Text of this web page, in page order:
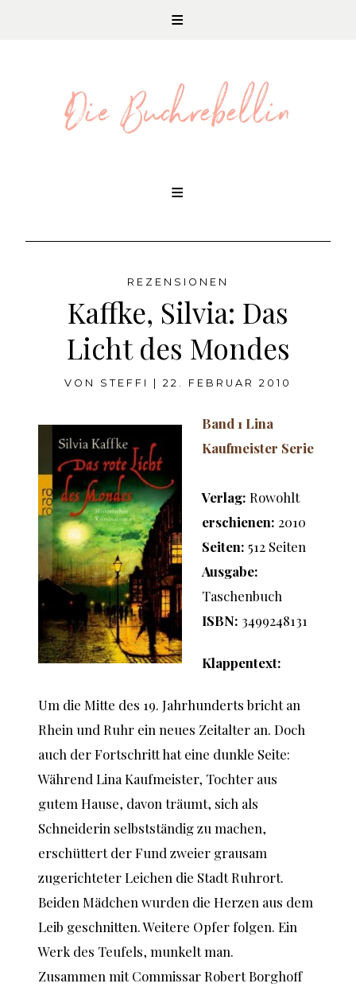
REZENSIONEN
Kaffke, Silvia: Das
Licht des Mondes
VON STEFFI 22. FEBRUAR 2010
Band 1 Lina
Kaufmeister Serie
Verlag: Rowohlt
erschienen: 2010
Seiten: 512 Seiten
Ausgabe:
Taschenbuch
ISBN: 3499248131
Klappentext:
Um die Mitte des 19. Jahrhunderts bricht an
Rhein und Ruhr ein neues Zeitalter an. Doch
auch der Fortschritt hat eine dunkle Seite:
Während Lina Kaufmeister, Tochter aus
gutem Hause, davon träumt, sich als
Schneiderin selbstständig zu machen,
erschüttert der Fund zweier grausam
zugerichteter Leichen die Stadt Ruhrort.
Beiden Mädchen wurden die Herzen aus dem
Leib geschnitten. Weitere Opfer folgen. Ein
Werk des Teufels, munkelt man.
Zusammen mit Commissar Robert Borghoff